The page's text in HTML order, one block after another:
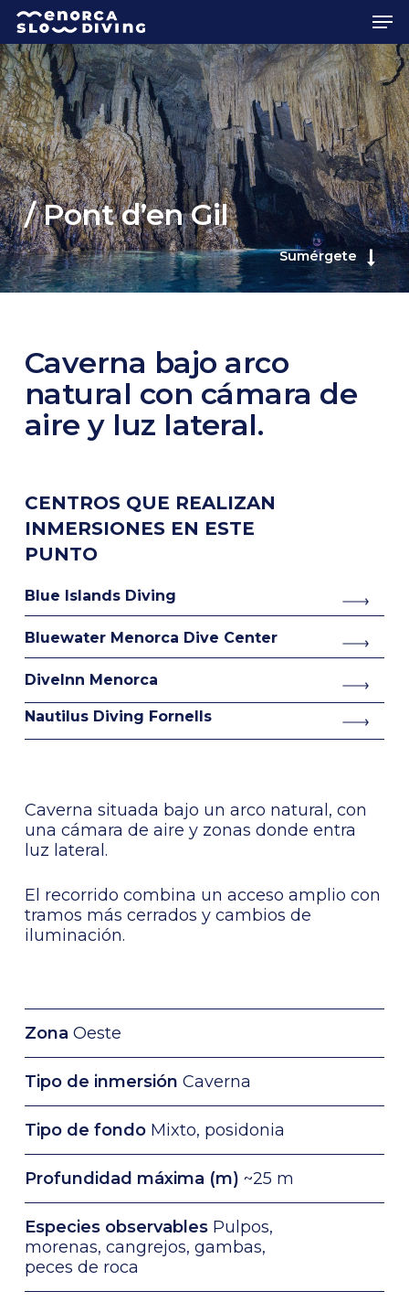
Skip
to
main
content
/ Pont d’en Gil
Sumérgete
Caverna bajo arco
natural con cámara de
aire y luz lateral.
CENTROS QUE REALIZAN
INMERSIONES EN ESTE
PUNTO
Blue Islands Diving
Bluewater Menorca Dive Center
DiveInn Menorca
Nautilus Diving Fornells
Caverna situada bajo un arco natural, con
una cámara de aire y zonas donde entra
luz lateral.
El recorrido combina un acceso amplio con
tramos más cerrados y cambios de
iluminación.
Zona Oeste
Tipo de inmersión Caverna
Tipo de fondoMixto, posidonia
Profundidad máxima (m) ~25 m
Especies observables Pulpos,
morenas, cangrejos, gambas,
peces de roca